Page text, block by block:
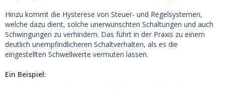
Hinzu kommt die Hysterese von Steuer- und Regelsystemen,
welche dazu dient, solche unerwünschten Schaltungen und auch
Schwingungen zu verhindern. Das führt in der Praxis zu einem
deutlich unempfindlicheren Schaltverhalten, als es die
eingestellten Schwellwerte vermuten lassen.
Ein Beispiel: